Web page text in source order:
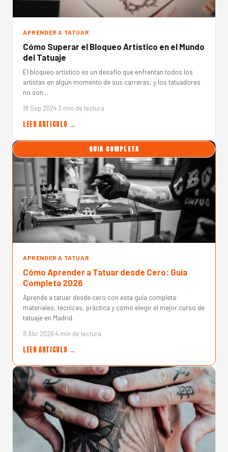
APRENDER A TATUAR
Cómo Superar el Bloqueo Artístico en el Mundo
del Tatuaje
El bloqueo artístico es un desafío que enfrentan todos los
artistas en algún momento de sus carreras, y los tatuadores
no son...
18 Sep 2024·3 min de lectura
LEER ARTICULO →
GUIA COMPLETA
APRENDER A TATUAR
Cómo Aprender a Tatuar desde Cero: Guía
Completa 2026
Aprende a tatuar desde cero con esta guía completa:
materiales, técnicas, práctica y cómo elegir el mejor curso de
tatuaje en Madrid.
9 Abr 2026·4 min de lectura
LEER ARTICULO →